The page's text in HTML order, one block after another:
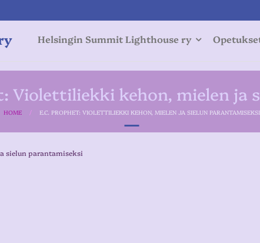
Helsingin Summit Lighthouse ry
Violettiliekki kehon, mielen ja
HOME / E.C. PROPHET: VIOLETTILIEKKI KEHON, MIELEN JA SIELUN PARANTAMISEKSI
sielun parantamiseksi